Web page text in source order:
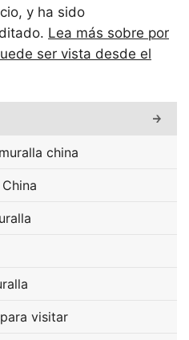
y ha sido
Lea más sobre por
ser vista desde el
china
visitar